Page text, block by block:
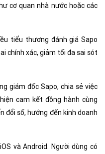
cơ quan nhà nước hoặc các
tiểu thương đánh giá Sapo
chính xác, giảm tối đa sai sót
giám đốc Sapo, chia sẻ việc
cam kết đồng hành cùng
đổi số, hướng đến kinh doanh
và Android. Người dùng có